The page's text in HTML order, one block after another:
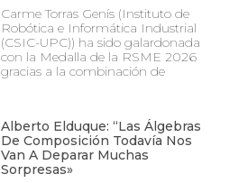
Carme Torras Genís (Instituto de
Robótica e Informática Industrial
(CSIC-UPC)) ha sido galardonada
con la Medalla de la RSME 2026
gracias a la combinación de
Alberto Elduque: “Las Álgebras
De Composición Todavía Nos
Van A Deparar Muchas
Sorpresas»